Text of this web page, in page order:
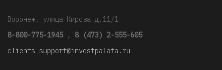
Воронеж, улица Кирова д.11/1
8-800-775-1945 , 8 (473) 2-555-605
clients_support@investpalata.ru